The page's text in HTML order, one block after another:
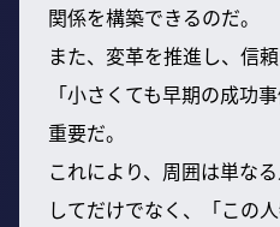
関係を構築できるのだ。
また、変革を推進し、信
「小さくても早期の成功
重要だ。
これにより、周囲は単な
してだけでなく、「この